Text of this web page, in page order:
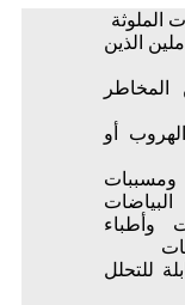
الملوثة
الذين
أو
ومسببات
وأطباء
للتحلل